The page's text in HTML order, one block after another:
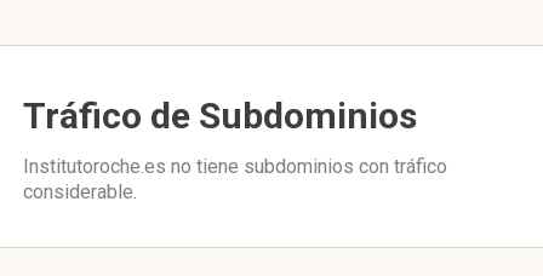
Tráfico de Subdominios
Institutoroche.es no tiene subdominios con tráfico
considerable.